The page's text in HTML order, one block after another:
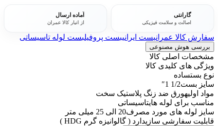
گارانتی
اصالت و سلامت فیزیکی
آماده ارسال
از انبار کالا عمران
سفارش کالا عمرانبست ایرانیبست پروفیلبست لوله تاسیساتی
بررسی هوش مصنوعی
مشخصات اصلی کالا
ویژگی های کلیدی کالا
نوع بستساده
سایز بست1/2 1″
مواد اولیهورق ضد زنگ پلاستیک سخت
مناسب برای لوله هایتاسیساتی
سایز لوله های مورد مصرف20 الی 25 میلی متر
قابلیت سفارشی سازیدارد ( گالوانیزه گرم HDG )